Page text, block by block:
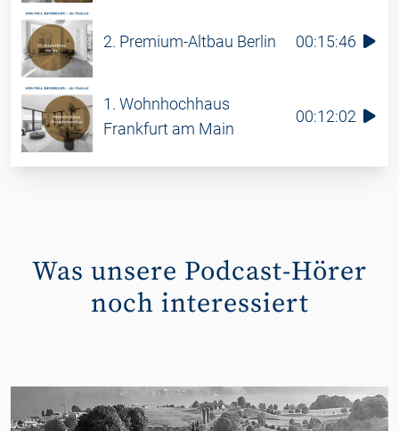
2. Premium-Altbau Berlin 00:15:46
1. Wohnhochhaus
Frankfurt am Main
00:12:02
Was unsere Podcast-Hörer
noch interessiert